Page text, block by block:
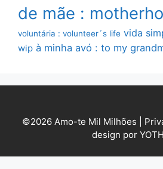
de mãe :
voluntária : volunteer´s life vida
wip à minha avó : to my
©2026 Amo-te Mil Milhões |
design por